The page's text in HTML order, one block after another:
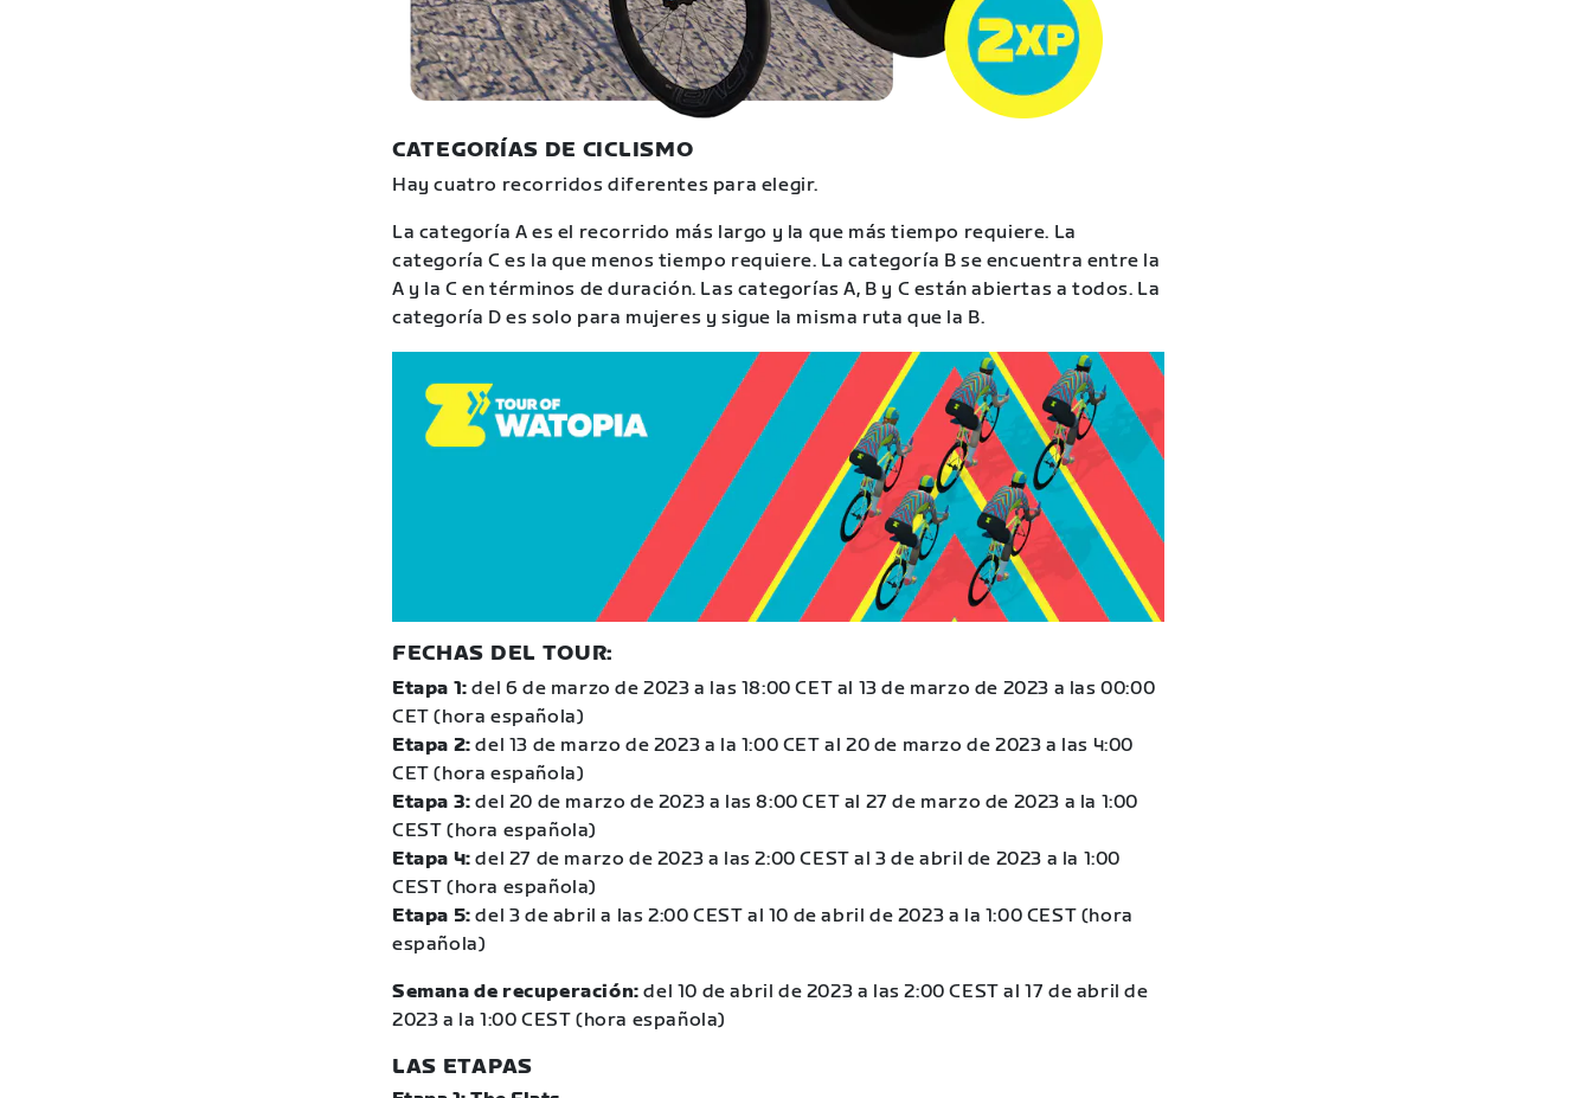
CATEGORÍAS DE CICLISMO
Hay cuatro recorridos diferentes para elegir.
La categoría A es el recorrido más largo y la que más tiempo requiere. La
categoría C es la que menos tiempo requiere. La categoría B se encuentra entre la
A y la C en términos de duración. Las categorías A, B y C están abiertas a todos. La
categoría D es solo para mujeres y sigue la misma ruta que la B.
FECHAS DEL TOUR:
Etapa 1: del 6 de marzo de 2023 a las 18:00 CET al 13 de marzo de 2023 a las 00:00
CET (hora española)
Etapa 2:del 13 de marzo de 2023 a la 1:00 CET al 20 de marzo de 2023 a las 4:00
CET (hora española)
Etapa 3:del 20 de marzo de 2023 a las 8:00 CET al 27 de marzo de 2023 a la 1:00
CEST (hora española)
Etapa 4:del 27 de marzo de 2023 a las 2:00 CEST al 3 de abril de 2023 a la 1:00
CEST (hora española)
Etapa 5:del 3 de abril a las 2:00 CEST al 10 de abril de 2023 a la 1:00 CEST (hora
española)
Semana de recuperación: del 10 de abril de 2023 a las 2:00 CEST al 17 de abril de
2023 a la 1:00 CEST (hora española)
LAS ETAPAS